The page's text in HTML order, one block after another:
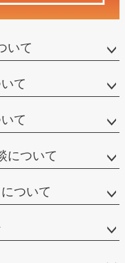
いて
て
て
について
ついて